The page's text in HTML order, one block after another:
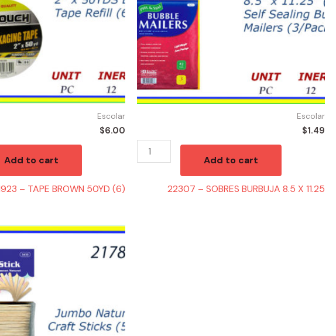
Escolar
$6.00
Add to cart
– TAPE BROWN 50YD (6)
Escolar
$1.49
11.25
quantity
Add to cart
22307 – SOBRES BURBUJA 8.5 X 11.25